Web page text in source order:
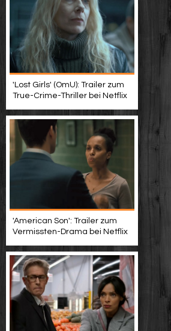
'Lost Girls' (OmU): Trailer zum
True-Crime-Thriller bei Netflix
'American Son': Trailer zum
Vermissten-Drama bei Netflix